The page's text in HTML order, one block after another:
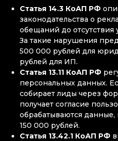
Статья 14.3 КоАП РФ
законодательства о
обещаний до отсутствия
За такие нарушения
500 000 рублей для
рублей для ИП.
Статья 13.11 КоАП РФ
персональных данных.
собирает лиды через
получает согласие
обрабатываются
150 000 рублей.
Статья 13.42.1 КоАП РФ